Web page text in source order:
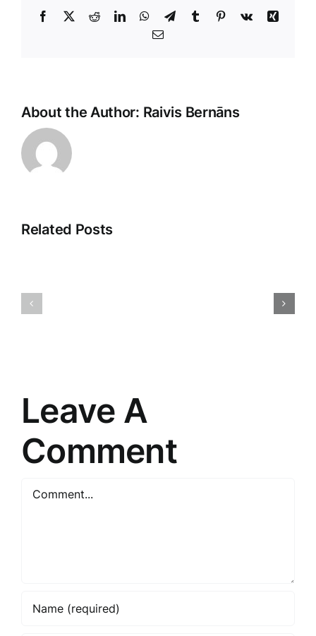
Facebook
X RedditLinkedInWhatsApp
TelegramTumblr Pinterest
Vk
Xing
E-
About the Author: Raivis Bernāns
Related Posts
Māksla
Leave A
Comment
Comment